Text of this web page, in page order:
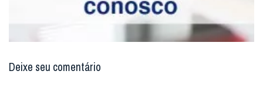
Deixe seu comentário